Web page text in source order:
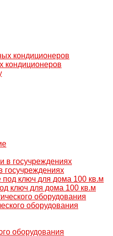
госучреждениях
ключ для дома 100 кв.м
оборудования